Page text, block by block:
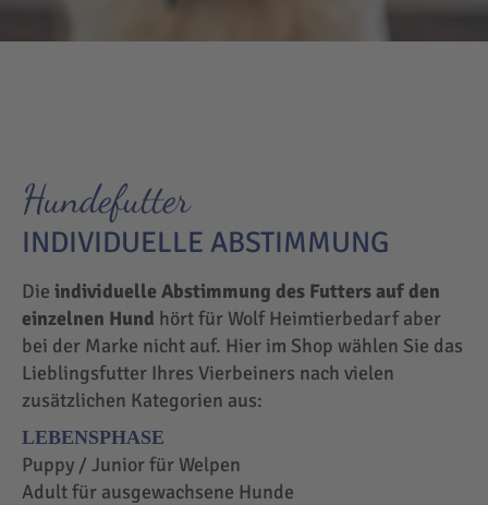
Hundefutter
INDIVIDUELLE ABSTIMMUNG
Die individuelle Abstimmung des Futters auf den
einzelnen Hund hört für Wolf Heimtierbedarf aber
bei der Marke nicht auf. Hier im Shop wählen Sie das
Lieblingsfutter Ihres Vierbeiners nach vielen
zusätzlichen Kategorien aus:
LEBENSPHASE
Puppy / Junior für Welpen
Adult für ausgewachsene Hunde